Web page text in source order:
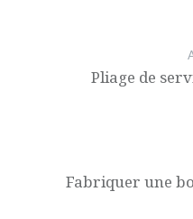
Pliage de
Fabriquer une